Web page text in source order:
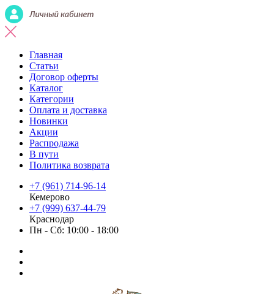
Главная
Статьи
Договор оферты
Каталог
Категории
Оплата и доставка
Новинки
Акции
Распродажа
В пути
Политика возврата
+7 (961) 714-96-14
Кемерово
+7 (999) 637-44-79
Краснодар
Пн - Сб: 10:00 - 18:00